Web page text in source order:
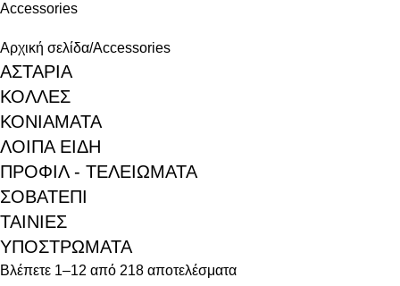
Accessories
Αρχική σελίδα Accessories
ΑΣΤΆΡΙΑ
ΚΌΛΛΕΣ
ΚΟΝΙΆΜΑΤΑ
ΛΟΙΠΆ ΕΊΔΗ
ΠΡΟΦΙΛ - ΤΕΛΕΙΏΜΑΤΑ
ΣΟΒΑΤΕΠΊ
ΤΑΙΝΊΕΣ
ΥΠΟΣΤΡΏΜΑΤΑ
Βλέπετε 1–12 από 218 αποτελέσματα